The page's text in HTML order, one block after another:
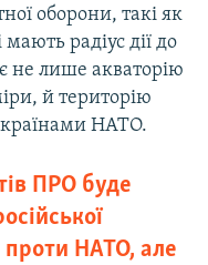
оборони, такі як
радіус дії до
не лише акваторію
й територію
країнами НАТО.
ПРО буде
проти НАТО, але